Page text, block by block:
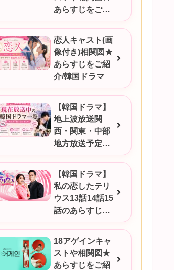
あらすじをご紹
介
恋人キャスト(画
像付き)相関図★
あらすじをご紹
介/韓国ドラマ
【韓国ドラマ】
地上波放送関
西・関東・中部
地方放送予定一
覧！2026年6月
17日更新
【韓国ドラマ】
私の恋したテリ
ウス13話14話15
話のあらすじを
ご紹介！
18アゲインキャ
ストや相関図★
あらすじをご紹